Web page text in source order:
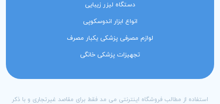
دستگاه لیزر زیبایی
انواع ابزار اندوسکوپی
لوازم مصرفی پزشکی یکبار مصرف
تجهیزات پزشکی خانگی
استفاده از مطالب فروشگاه اینترنتی می مد فقط برای مقاصد غیرتجاری و با ذکر